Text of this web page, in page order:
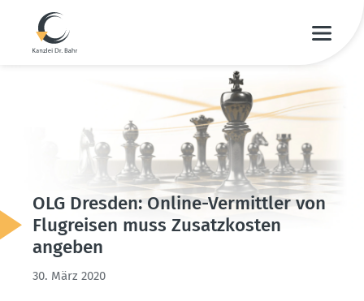
OLG Dresden: Online-Vermittler von
Flugreisen muss Zusatz­kosten
angeben
30. März 2020